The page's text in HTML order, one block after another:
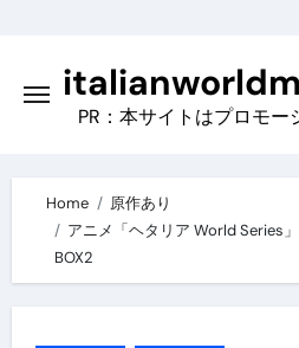
content
PR：本サイトはプロモー
Home
原作あり
アニメ「ヘタリア World Series
BOX2